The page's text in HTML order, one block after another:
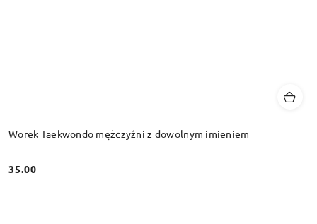
Worek Taekwondo mężczyźni z dowolnym imieniem
Cena:
35.00